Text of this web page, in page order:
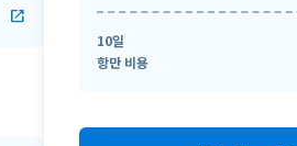
open_in_new
10일
항만 비용